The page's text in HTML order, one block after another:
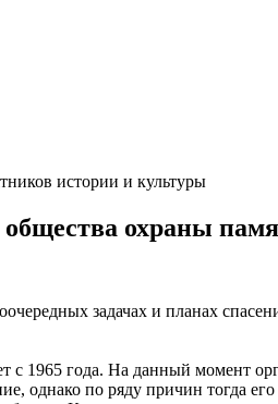
истории и культуры
охраны
задачах и планах
1965 года. На данный момент
однако по ряду причин тогда